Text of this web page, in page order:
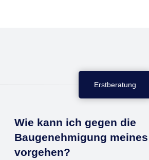
Erstberatung
Wie kann ich gegen die
Baugenehmigung
vorgehen?